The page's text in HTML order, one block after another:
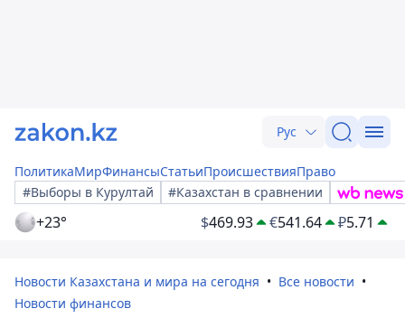
Рус
ПолитикаМирФинансыСтатьиПроисшествияПраво
#Выборы в Курултай
#Казахстан в сравнении
+23° $469.93 €541.64 ₽5.71
Новости Казахстана и мира на сегодня
Все новости
Новости финансов